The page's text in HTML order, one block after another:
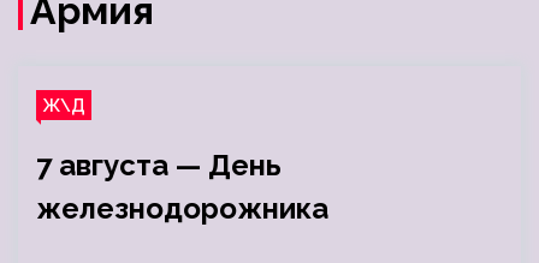
Армия
Ж\Д
7 августа — День
железнодорожника